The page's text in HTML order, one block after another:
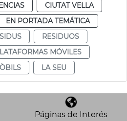
CIUTAT VELLA
EN PORTADA TEMÁTICA
RESIDUOS
MÓVILES
LA SEU
Páginas de Interés